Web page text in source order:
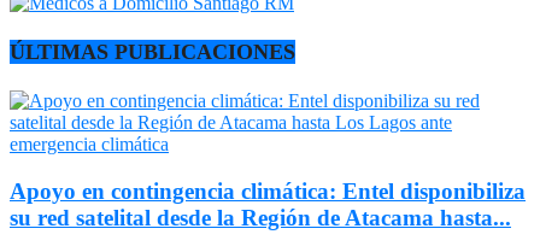
ÚLTIMAS PUBLICACIONES
Apoyo en contingencia climática: Entel disponibiliza
su red satelital desde la Región de Atacama hasta...